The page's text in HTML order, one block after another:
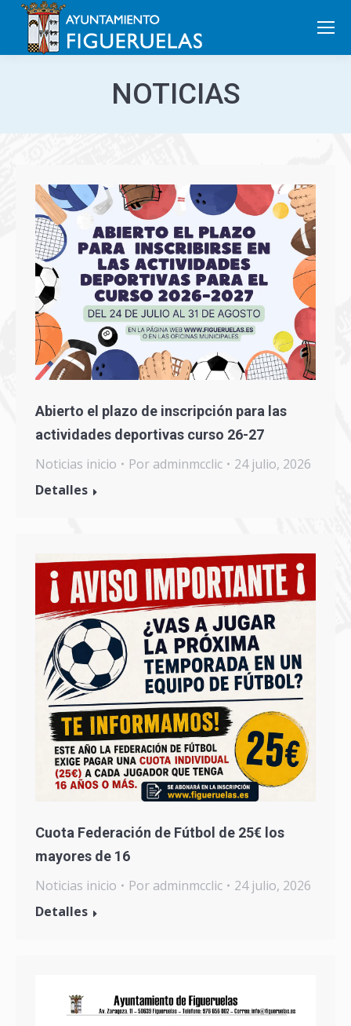
Search:
NOTICIAS
Abierto el plazo de inscripción para las
actividades deportivas curso 26-27
Noticias inicio Por adminmcclic
24 julio, 2026
Detalles
Cuota Federación de Fútbol de 25€ los
mayores de 16
Noticias inicio Por adminmcclic
24 julio, 2026
Detalles